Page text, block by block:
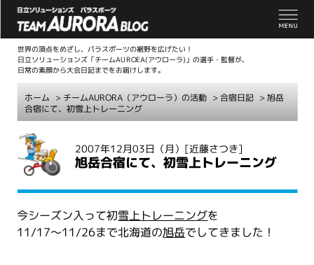
世界の頂点をめざし、パラスポーツの裾野を広げたい！
日立ソリューションズ「チームAUROEA(アウローラ)」の選手・監督が、
日常の素顔から大会日記までをお届けします。
ホーム > チームAURORA（アウローラ）の活動 >合宿日記 > 旭岳
合宿にて、初雪上トレーニング
2007年12月03日（月） [近藤さつき]
旭岳合宿にて、初雪上トレーニング
今シーズン入って初雪上トレーニングを
11/17～11/26まで北海道の旭岳でしてきました！